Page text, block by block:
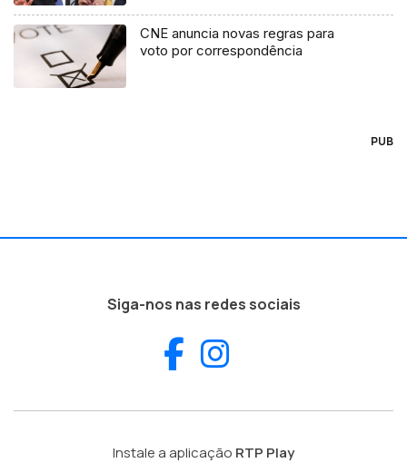
CNE anuncia novas regras para
voto por correspondência
PUB
Siga-nos nas redes sociais
Facebook
Instale a aplicação RTP Play